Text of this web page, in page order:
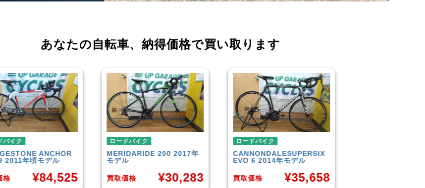
あなたの自転車、 納得価格で買い取ります
バイク
RIDE 200 2017年
格 ¥30,283
ロードバイク
CANNONDALESUPERSIX
EVO 6 2014年モデル
買取価格 ¥35,658
ロードバイク
TREKDOMANE 4.5 2013
年モデル
買取価格 ¥50,849